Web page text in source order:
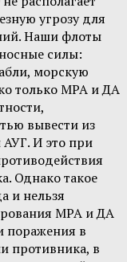
угрозу для
Наши флоты
силы:
морскую
только МРА и ДА
вывести из
АУГ. И это при
Однако такое
и нельзя
МРА и ДА
поражения в
противника, в